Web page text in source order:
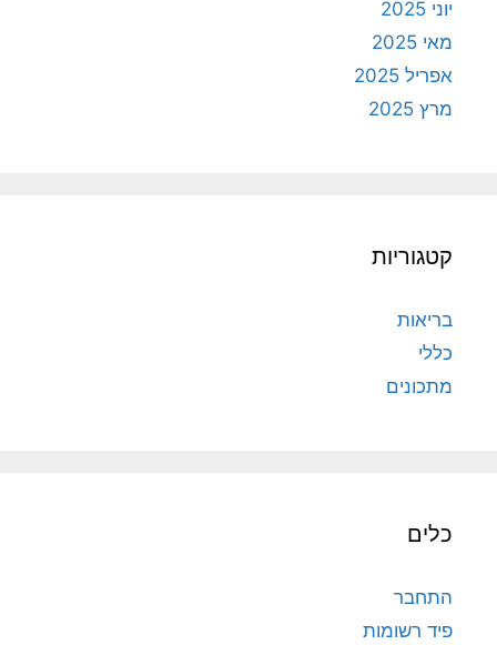
יוני 2025
מאי 2025
אפריל 2025
מרץ 2025
קטגוריות
בריאות
כללי
מתכונים
כלים
התחבר
פיד רשומות